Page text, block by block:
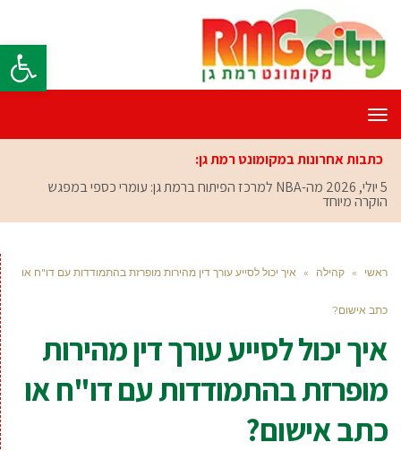
פתח
תפריט
כתבות אחרונות במקומונט רמת גן:
5 יולי, 2026
מה-NBA למרכז הפיתוח ברמת גן: עומרי כספי במפגש
הוקרה מיוחד
ראשי » קהילה » איך יכול לסייע עורך דין מהירות מופרזת בהתמודדות עם דו"ח או
כתב אישום?
איך יכול לסייע עורך דין מהירות
מופרזת בהתמודדות עם דו"ח או
כתב אישום?